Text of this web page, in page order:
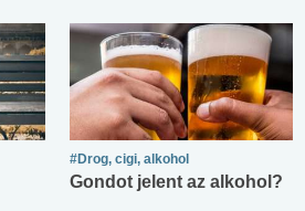
#Drog, cigi, alkohol
Gondot jelent az alkohol?